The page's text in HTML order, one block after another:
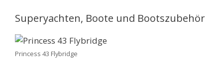
Superyachten, Boote und Bootszubehör
Princess 43 Flybridge